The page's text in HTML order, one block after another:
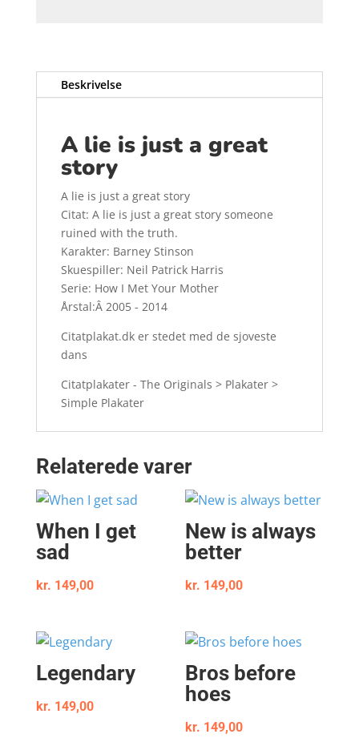
Beskrivelse
A lie is just a great
story
A lie is just a great story
Citat: A lie is just a great story someone
ruined with the truth.
Karakter: Barney Stinson
Skuespiller: Neil Patrick Harris
Serie: How I Met Your Mother
Årstal:Â 2005 - 2014
Citatplakat.dk er stedet med de sjoveste
dans
Citatplakater - The Originals > Plakater >
Simple Plakater
Relaterede varer
When I get
sad
kr. 149,00
New is always
better
kr. 149,00
Legendary
kr. 149,00
Bros before
hoes
kr. 149,00